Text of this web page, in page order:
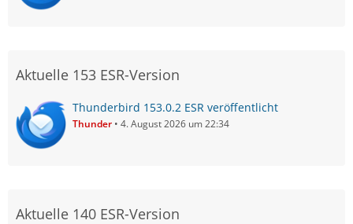
Aktuelle 153 ESR-Version
Thunderbird 153.0.2 ESR veröffentlicht
Thunder 4. August 2026 um 22:34
Aktuelle 140 ESR-Version